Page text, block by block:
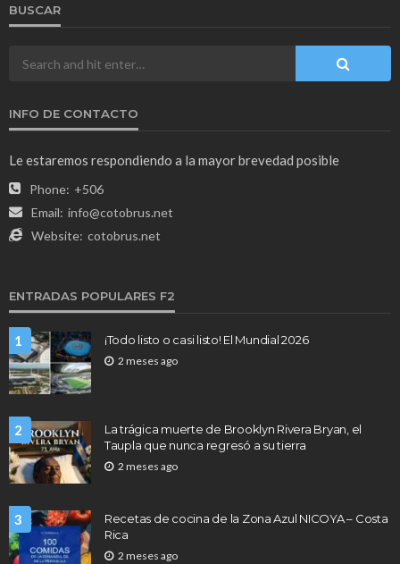
BUSCAR
INFO DE CONTACTO
Le estaremos respondiendo a la mayor brevedad posible
Phone: +506
Email: info@cotobrus.net
Website: cotobrus.net
ENTRADAS POPULARES F2
1 ¡Todo listo o casi listo! El Mundial 2026
2 meses ago
2
La trágica muerte de Brooklyn Rivera Bryan, el
Taupla que nunca regresó a su tierra
2 meses ago
3
Recetas de cocina de la Zona Azul NICOYA – Costa
Rica
2 meses ago